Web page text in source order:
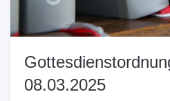
08.03.2025